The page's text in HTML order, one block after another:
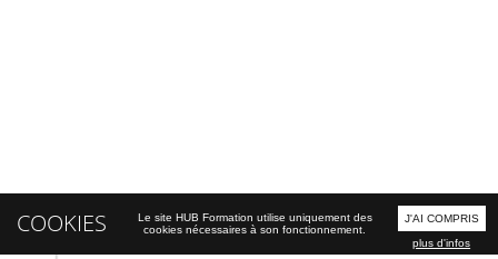
COOKIES
Le site HUB Formation utilise uniquement des
cookies nécessaires à son fonctionnement.
J'AI COMPRIS
plus d'infos